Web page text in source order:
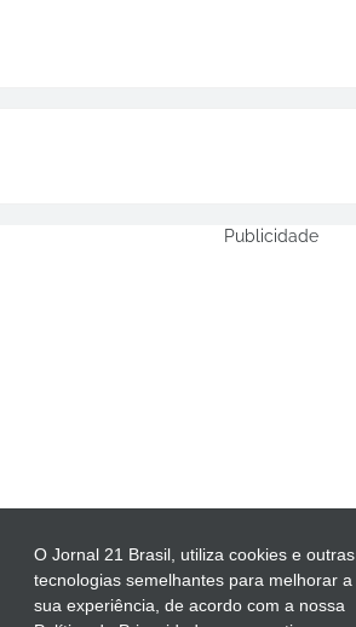
O Jornal 21 Brasil, utiliza cookies e outras
tecnologias semelhantes para melhorar a
sua experiência, de acordo com a nossa
Publicidade